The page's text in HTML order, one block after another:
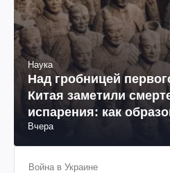
Наука
Над гробницей
Китая заметили
испарения: как
Вчера
Война в Украине